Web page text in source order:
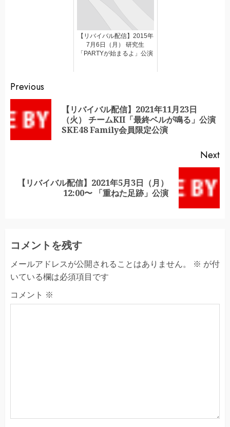
【リバイバル配信】2015年
7月6日（月） 研究生
「PARTYが始まるよ」公演
Continue
Reading
Previous
【リバイバル配信】2021年11月23日
（火） チームKII「最終ベルが鳴る」公演
SKE48 Family会員限定公演
Next
Next
【リバイバル配信】2021年5月3日（月）
12:00〜 「重ねた足跡」公演
コメントを残す
メールアドレスが公開されることはありません。 ※ が付
いている欄は必須項目です
コメント ※